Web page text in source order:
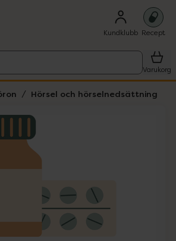
Kundklubb Recept
Varukorg
Hörsel och hörselnedsättning
1 objekt.